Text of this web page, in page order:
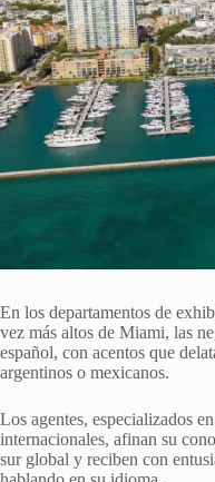
En los departamentos de
vez más altos de Miami, las
español, con acentos que
argentinos o mexicanos.
Los agentes, especializados
internacionales, afinan su
sur global y reciben con